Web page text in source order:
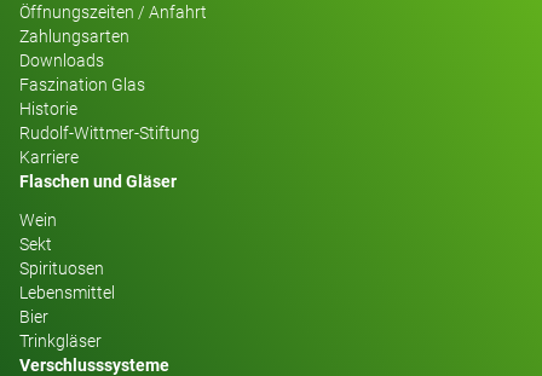
Öffnungszeiten / Anfahrt
Zahlungsarten
Downloads
Faszination Glas
Historie
Rudolf-Wittmer-Stiftung
Karriere
Flaschen und Gläser
Wein
Sekt
Spirituosen
Lebensmittel
Bier
Trinkgläser
Verschlusssysteme